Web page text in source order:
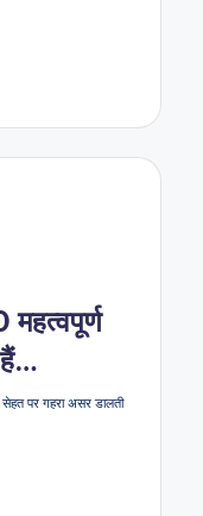
पर गहरा असर डालती